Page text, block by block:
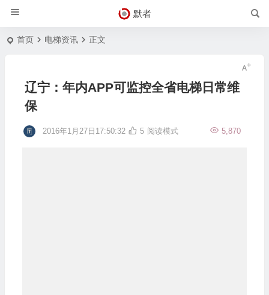
默者
首页 电梯资讯 正文
辽宁：年内APP可监控全省电梯日常维
保
2016年1月27日17:50:32 5,870
5 阅读模式